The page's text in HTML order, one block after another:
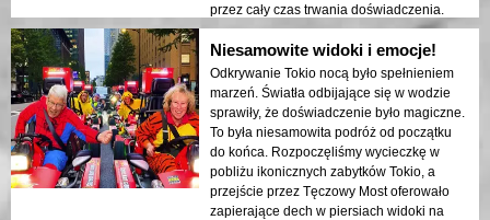
przez cały czas trwania doświadczenia.
Światła miasta odbijające się w zatoce
stworzyły senna atmosferę, która
pozostawiła trwałe wrażenie. Ta wycieczka
jest idealna dla osób odwiedzających po
raz pierwszy, które chcą połączyć przygodę
z zwiedzaniem. Kontrast między
nowoczesnymi strukturami Tokio a
historycznymi obszarami był pięknie
ukazany w nocnych światłach. Gorąco
polecam tę wycieczkę każdemu!
Niesamowite widoki i emocje!
Odkrywanie Tokio nocą było spełnieniem
marzeń. Światła odbijające się w wodzie
sprawiły, że doświadczenie było magiczne.
To była niesamowita podróż od początku
do końca. Rozpoczęliśmy wycieczkę w
pobliżu ikonicznych zabytków Tokio, a
przejście przez Tęczowy Most oferowało
zapierające dech w piersiach widoki na